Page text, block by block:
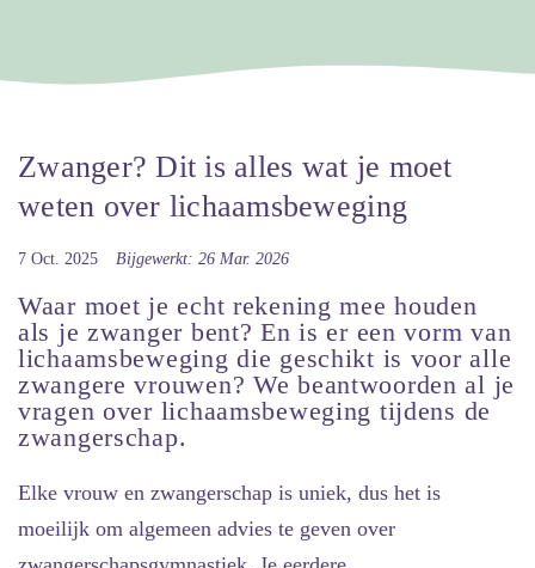
Zwanger? Dit is alles wat je moet
weten over lichaamsbeweging
7 Oct. 2025 Bijgewerkt: 26 Mar. 2026
Waar moet je echt rekening mee houden
als je zwanger bent? En is er een vorm van
lichaamsbeweging die geschikt is voor alle
zwangere vrouwen? We beantwoorden al je
vragen over lichaamsbeweging tijdens de
zwangerschap.
Elke vrouw en zwangerschap is uniek, dus het is
moeilijk om algemeen advies te geven over